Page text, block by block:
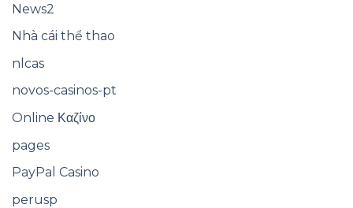
News2
Nhà cái thể thao
nlcas
novos-casinos-pt
Online Καζίνο
pages
PayPal Casino
perusp